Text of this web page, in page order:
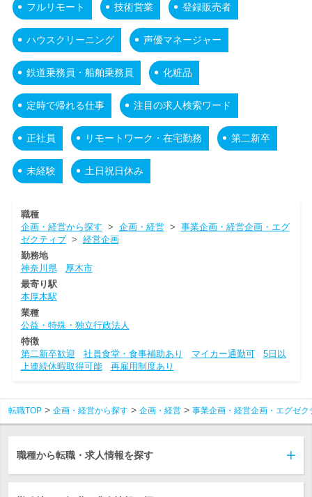
フルリモート 技術営業 登録販売者
ハウスクリーニング 声優マネージャー
鉄道乗務員・船舶乗務員 化粧品
定時で帰れる仕事 注目の求人検索ワード
正社員 リモートワーク・在宅勤務 第二新卒
未経験 土日祝日休み
職種
企画・経営から探す > 企画・経営> 事業企画・経営企画・エグ
ゼクティブ> 経営企画
勤務地
神奈川県
厚木市
最寄り駅
本厚木駅
業種
公益・特殊・独立行政法人
特徴
第二新卒歓迎
社員食堂・食事補助あり マイカー通勤可
5日以
上連続休暇取得可能
再雇用制度あり
転職TOP 企画・経営から探す 企画・経営 事業企画・経営企画・エグゼク
職種から転職・求人情報を探す